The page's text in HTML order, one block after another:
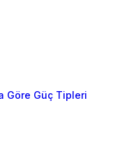
Göre Güç Tipleri